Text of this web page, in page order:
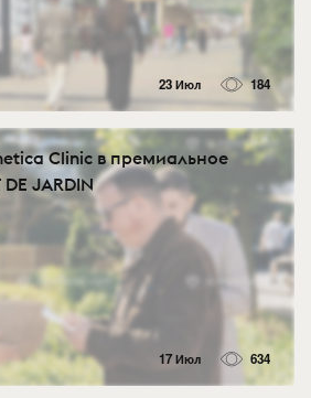
23 Июл 184
Clinic в премиальное
JARDIN
17 Июл 634